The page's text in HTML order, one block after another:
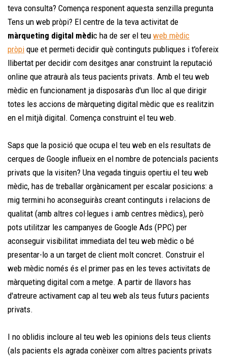
teva consulta? Comença responent aquesta senzilla pregunta
Tens un web pròpi? El centre de la teva activitat de
màrqueting digital mèdic ha de ser el teu web mèdic
pròpi que et permeti decidir què continguts publiques i t'ofereix
llibertat per decidir com desitges anar construint la reputació
online que atraurà als teus pacients privats. Amb el teu web
mèdic en funcionament ja disposaràs d'un lloc al que dirigir
totes les accions de màrqueting digital mèdic que es realitzin
en el mitjà digital. Comença construint el teu web.
Saps que la posició que ocupa el teu web en els resultats de
cerques de Google influeix en el nombre de potencials pacients
privats que la visiten? Una vegada tinguis opertiu el teu web
mèdic, has de treballar orgànicament per escalar posicions: a
mig termini ho aconseguiràs creant continguts i relacions de
qualitat (amb altres col·legues i amb centres mèdics), però
pots utilitzar les campanyes de Google Ads (PPC) per
aconseguir visibilitat immediata del teu web mèdic o bé
presentar-lo a un target de client molt concret. Construir el
web mèdic només és el primer pas en les teves activitats de
màrqueting digital com a metge. A partir de llavors has
d'atreure activament cap al teu web als teus futurs pacients
privats.
I no oblidis incloure al teu web les opinions dels teus clients
(als pacients els agrada conèixer com altres pacients privats